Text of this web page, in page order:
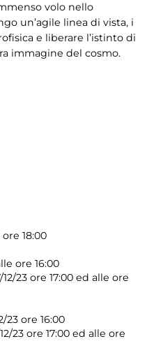
volo nello
un’agile linea di vista, i
e liberare l’istinto di
immagine del cosmo.
18:00
ore 16:00
23 ore 17:00 ed alle ore
23 ore 16:00
23 ore 17:00 ed alle ore